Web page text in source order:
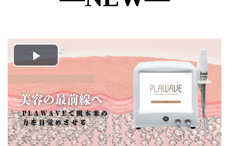
Play
Video